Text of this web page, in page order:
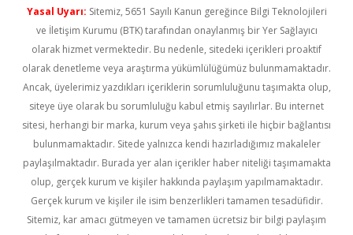
Yasal Uyarı: Sitemiz, 5651 Sayılı Kanun gereğince Bilgi Teknolojileri
ve İletişim Kurumu (BTK) tarafından onaylanmış bir Yer Sağlayıcı
olarak hizmet vermektedir. Bu nedenle, sitedeki içerikleri proaktif
olarak denetleme veya araştırma yükümlülüğümüz bulunmamaktadır.
Ancak, üyelerimiz yazdıkları içeriklerin sorumluluğunu taşımakta olup,
siteye üye olarak bu sorumluluğu kabul etmiş sayılırlar. Bu internet
sitesi, herhangi bir marka, kurum veya şahıs şirketi ile hiçbir bağlantısı
bulunmamaktadır. Sitede yalnızca kendi hazırladığımız makaleler
paylaşılmaktadır. Burada yer alan içerikler haber niteliği taşımamakta
olup, gerçek kurum ve kişiler hakkında paylaşım yapılmamaktadır.
Gerçek kurum ve kişiler ile isim benzerlikleri tamamen tesadüfidir.
Sitemiz, kar amacı gütmeyen ve tamamen ücretsiz bir bilgi paylaşım